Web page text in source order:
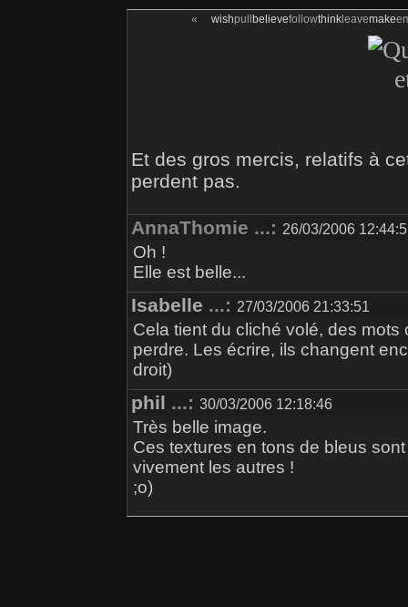
« wishpull believefollowthinkleavemake
Et des gros mercis, relatifs à
perdent pas.
AnnaThomie ...: 26/03/2006
Oh !
Elle est belle...
Isabelle ...: 27/03/2006 21:33:51
Cela tient du cliché volé, des
perdre. Les écrire, ils changent
droit)
phil ...: 30/03/2006 12:18:46
Très belle image.
Ces textures en tons de bleus
vivement les autres !
;o)